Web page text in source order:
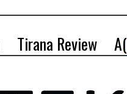
Tirana Review A(